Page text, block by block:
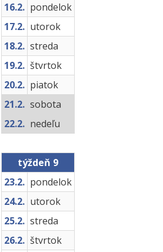
16.2. pondelok
17.2. utorok
18.2. streda
19.2. štvrtok
20.2. piatok
21.2. sobota
22.2. nedeľu
týždeň 9
23.2. pondelok
24.2. utorok
25.2. streda
26.2. štvrtok